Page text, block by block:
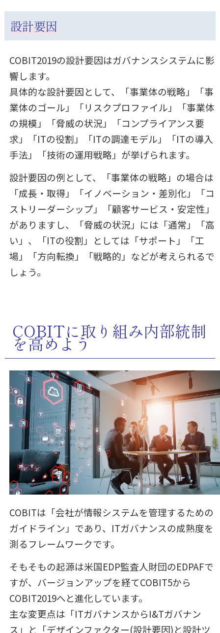
設計要因
COBIT2019の設計要因はガバナンスシステムに影
響します。
具体的な設計要因として、「事業体の戦略」「事
業体のゴール」「リスクプロファイル」「事業体
の規模」「脅威の状況」「コンプライアンス要
求」「ITの役割」「ITの調達モデル」「ITの導入
手法」「技術の運用戦略」が挙げられます。
設計要因の例として、「事業体の戦略」の場合は
「成長・取得」「イノベーション・差別化」「コ
ストリーダーシップ」「顧客サービス・安定性」
がありますし、「脅威の状況」には「通常」「高
い」、「ITの役割」としては「サポート」「工
場」「方向転換」「戦略的」などが考えられるで
しょう。
COBITに取り組み内部統制
を高めよう
COBITは「会社が情報システムを管理するための
ガイドライン」であり、ITガバナンスの成熟度を
測るフレームワークです。
そもそもの起源は米国EDP監査人財団のEDPAFで
すが、バージョンアップを経てCOBIT5から
COBIT2019へと進化しています。
主な変更点は「ITガバナンスからI&Tガバナン
ス」と「デザインファクター(設計要因)と設計ツ